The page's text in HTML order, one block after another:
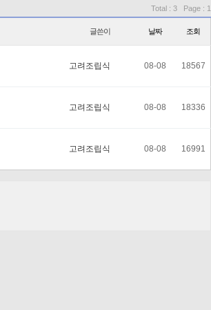
Total : 3 Page : 1
글쓴이 날짜 조회
고려조립식 08-08 18567
고려조립식 08-08 18336
고려조립식 08-08 16991